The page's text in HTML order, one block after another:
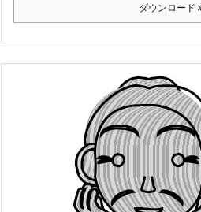
ダウンロード